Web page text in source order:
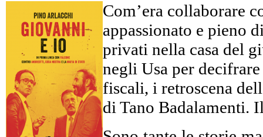
Com’era collaborare
appassionato e pieno
privati nella casa del
negli Usa per
fiscali, i retroscena
di Tano Badalamenti.